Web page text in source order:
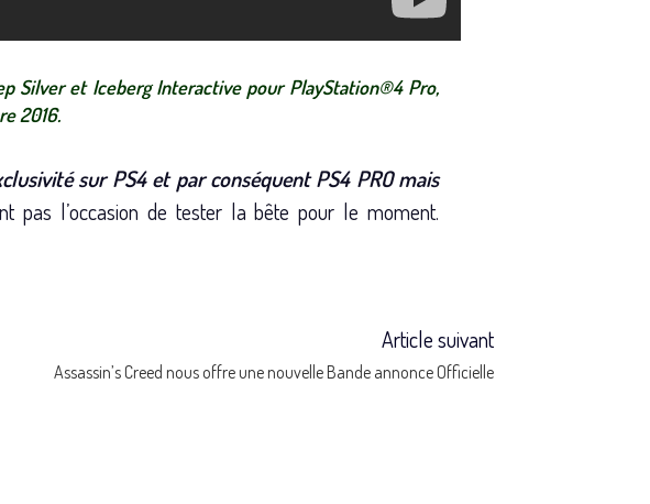
Silver et Iceberg Interactive pour PlayStation®4 Pro,
2016.
sur PS4 et par conséquent PS4 PRO mais
pas l’occasion de tester la bête pour le moment.
Article suivant
Assassin’s Creed nous offre une nouvelle Bande annonce Officielle